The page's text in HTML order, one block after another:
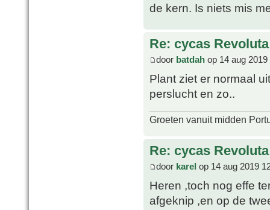
de kern. Is niets mis
Re: cycas Revoluta
door batdah op 14 aug 2019
Plant ziet er normaal
perslucht en zo..
Groeten vanuit midden
Re: cycas Revoluta
door karel op 14 aug 2019
Heren ,toch nog effe
afgeknip ,en op de